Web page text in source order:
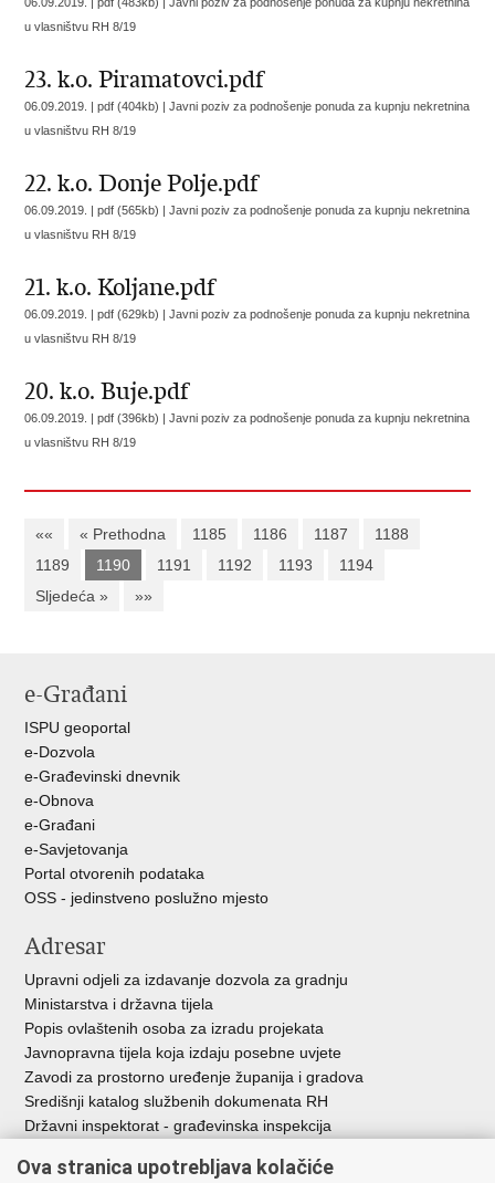
u vlasništvu RH 8/19
23. k.o. Piramatovci.pdf
06.09.2019. | pdf (404kb) |Javni poziv za podnošenje ponuda za kupnju nekretnina
u vlasništvu RH 8/19
22. k.o. Donje Polje.pdf
06.09.2019. | pdf (565kb) |Javni poziv za podnošenje ponuda za kupnju nekretnina
u vlasništvu RH 8/19
21. k.o. Koljane.pdf
06.09.2019. | pdf (629kb) |Javni poziv za podnošenje ponuda za kupnju nekretnina
u vlasništvu RH 8/19
20. k.o. Buje.pdf
06.09.2019. | pdf (396kb) |Javni poziv za podnošenje ponuda za kupnju nekretnina
u vlasništvu RH 8/19
«« « Prethodna 1185 1186 1187
1188
1189
1190 1191 1192 1193
1194
Sljedeća »
»»
e-Građani
ISPU geoportal
e-Dozvola
e-Građevinski dnevnik
e-Obnova
e-Građani
e-Savjetovanja
Portal otvorenih podataka
OSS - jedinstveno poslužno mjesto
Adresar
Upravni odjeli za izdavanje dozvola za gradnju
Ministarstva i državna tijela
Popis ovlaštenih osoba za izradu projekata
Javnopravna tijela koja izdaju posebne uvjete
Zavodi za prostorno uređenje županija i gradova
Središnji katalog službenih dokumenata RH
Državni inspektorat - građevinska inspekcija
Ova stranica upotrebljava kolačiće